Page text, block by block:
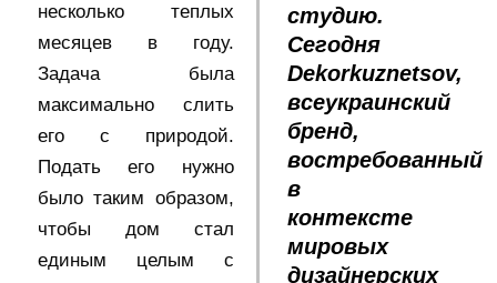
студию.
Сегодня
Dekorkuznetsov,
всеукраинский
бренд,
востребованный
в
контексте
мировых
дизайнерских
несколько теплых
месяцев в году.
Задача была
максимально слить
его с природой.
Подать его нужно
было таким образом,
чтобы дом стал
единым целым с